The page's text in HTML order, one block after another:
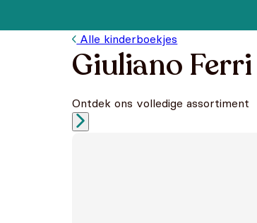
Alle kinderboekjes
Giuliano Ferri
Ontdek ons volledige assortiment